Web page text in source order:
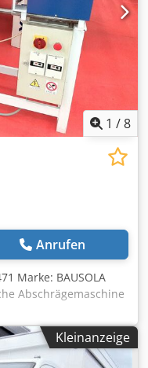
1 /8
Anrufen
Marke: BAUSOLA
Abschrägemaschine
Daten: Dcedpjx I
Fräsmaschine
30°-Abschrägung
Kleinanzeige